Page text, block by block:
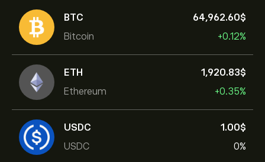
BTC
Bitcoin
64,962.60‎$‎
+0.12%
ETH
Ethereum
1,920.83‎$‎
+0.35%
USDC
USDC
1.00‎$‎
0%